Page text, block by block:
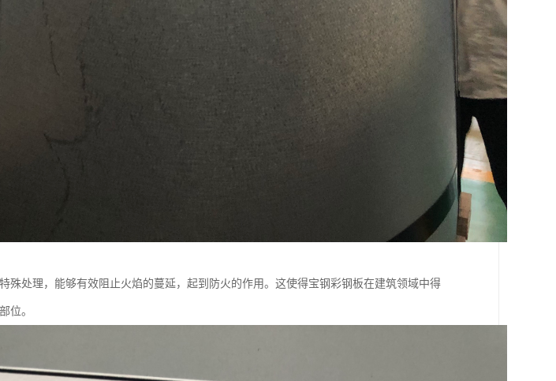
殊处理，能够有效阻止火焰的蔓延，起到防火的作用。这使得宝钢彩钢板在建筑领域中得
位。